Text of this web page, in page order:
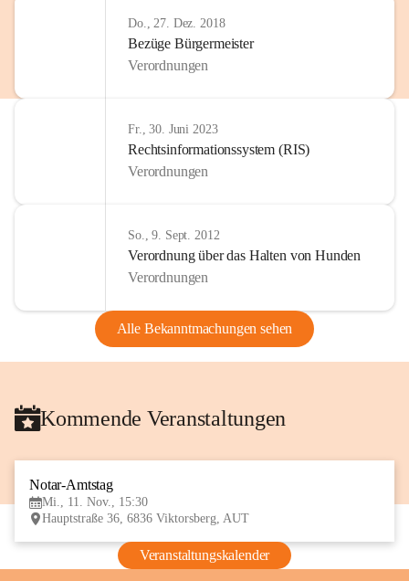
Do., 27. Dez. 2018
Bezüge Bürgermeister
Verordnungen
Fr., 30. Juni 2023
Rechtsinformationssystem (RIS)
Verordnungen
So., 9. Sept. 2012
Verordnung über das Halten von Hunden
Verordnungen
Alle Bekanntmachungen sehen
Kommende Veranstaltungen
Notar-Amtstag
Mi., 11. Nov., 15:30
Hauptstraße 36, 6836 Viktorsberg, AUT
Veranstaltungskalender